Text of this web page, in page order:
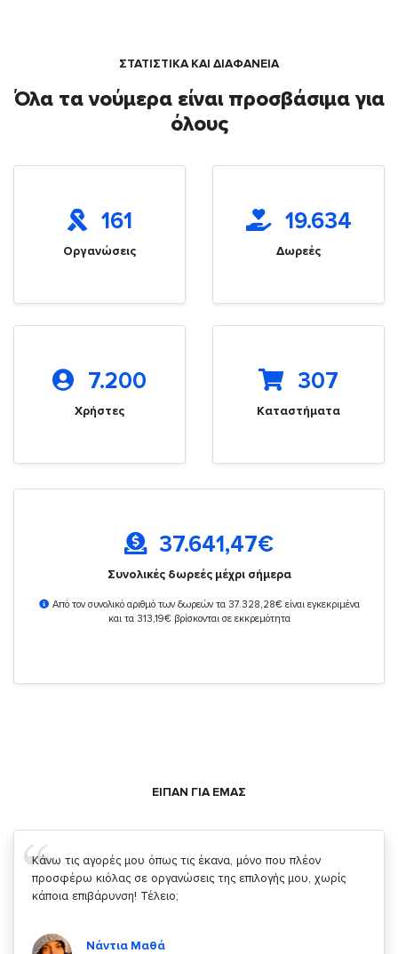
ΣΤΑΤΙΣΤΙΚΑ ΚΑΙ ΔΙΑΦΑΝΕΙΑ
Όλα τα νούμερα είναι προσβάσιμα για
όλους
161
Οργανώσεις
19.634
Δωρεές
7.200
Χρήστες
307
Καταστήματα
37.641,47€
Συνολικές δωρεές μέχρι σήμερα
Από τον συνολικό αριθμό των δωρεών τα 37.328,28€ είναι εγκεκριμένα
και τα 313,19€ βρίσκονται σε εκκρεμότητα
ΕΙΠΑΝ ΓΙΑ ΕΜΑΣ
Σας ευχαριστώ που μας δίνετε την δυνατότητα να κάνουμε
κάτι!
Χρήστης τουYouBeHero